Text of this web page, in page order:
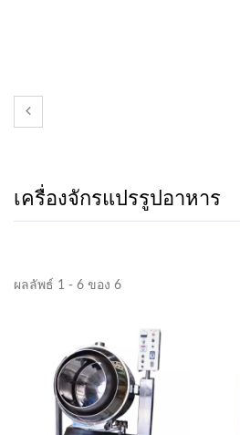
เครื่องจักรแปรรูปอาหาร
ผลลัพธ์ 1 - 6 ของ 6